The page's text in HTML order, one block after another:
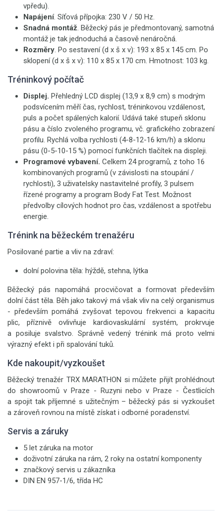
vpředu).
Napájení. Síťová přípojka: 230 V / 50 Hz.
Snadná montáž. Běžecký pás je předmontovaný, samotná
montáž je tak jednoduchá a časově nenáročná.
Rozměry. Po sestavení (d x š x v): 193 x 85 x 145 cm. Po
sklopení (d x š x v): 110 x 85 x 170 cm. Hmotnost: 103 kg.
Tréninkový počítač
Displej. Přehledný LCD displej (13,9 x 8,9 cm) s modrým
podsvícením měří čas, rychlost, tréninkovou vzdálenost,
puls a počet spálených kalorií. Udává také stupeň sklonu
pásu a číslo zvoleného programu, vč. grafického zobrazení
profilu. Rychlá volba rychlosti (4-8-12-16 km/h) a sklonu
pásu (0-5-10-15 %) pomocí funkčních tlačítek na displeji.
Programové vybavení. Celkem 24 programů, z toho 16
kombinovaných programů (v závislosti na stoupání /
rychlosti), 3 uživatelsky nastavitelné profily, 3 pulsem
řízené programy a program Body Fat Test. Možnost
předvolby cílových hodnot pro čas, vzdálenost a spotřebu
energie.
Trénink na běžeckém trenažéru
Posilované partie a vliv na zdraví:
dolní polovina těla: hýždě, stehna, lýtka
Běžecký pás napomáhá procvičovat a formovat především
dolní část těla. Běh jako takový má však vliv na celý organismus
- především pomáhá zvyšovat tepovou frekvenci a kapacitu
plic, příznivě ovlivňuje kardiovaskulární systém, prokrvuje
a posiluje svalstvo. Správně vedený trénink má proto velmi
výrazný efekt i při spalování tuků.
Kde nakoupit/vyzkoušet
Běžecký trenažér TRX MARATHON si můžete přijít prohlédnout
do showroomů v Praze - Ruzyni nebo v Praze - Čestlicích
a spojit tak příjemné s užitečným – běžecký pás si vyzkoušet
a zároveň rovnou na místě získat i odborné poradenství.
Servis a záruky
5 let záruka na motor
doživotní záruka na rám, 2 roky na ostatní komponenty
značkový servis u zákazníka
DIN EN 957-1/6, třída HC